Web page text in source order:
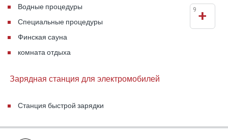
Водные процедуры
Специальные процедуры
Финская сауна
комната отдыха
+
9
Зарядная станция для электромобилей
Станция быстрой зарядки